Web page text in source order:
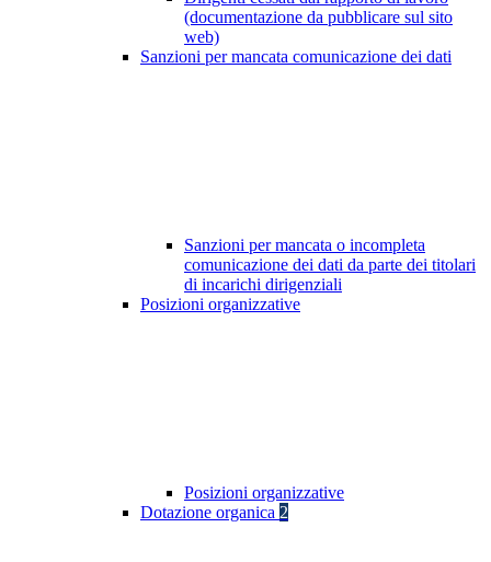
(documentazione da pubblicare sul sito
web)
Sanzioni per mancata comunicazione dei dati
Sanzioni per mancata o incompleta
comunicazione dei dati da parte dei titolari
di incarichi dirigenziali
Posizioni organizzative
Posizioni organizzative
Dotazione organica 2